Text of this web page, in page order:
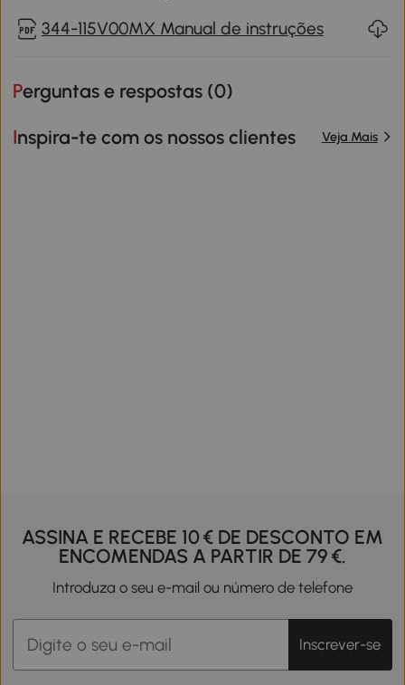
344-115V00MX Manual de instruções
Perguntas e respostas (0)
Inspira-te com os nossos clientes Veja Mais
ASSINA E RECEBE 10 € DE DESCONTO EM
ENCOMENDAS A PARTIR DE 79 €.
Introduza o seu e-mail ou número de telefone
Inscrever-se